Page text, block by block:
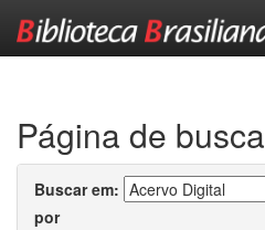
Página de busca
Buscar em:
por